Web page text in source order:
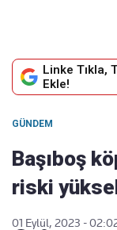
Linke Tıkla,
Ekle!
GÜNDEM
Başıboş
riski
01 Eylül, 2023 -